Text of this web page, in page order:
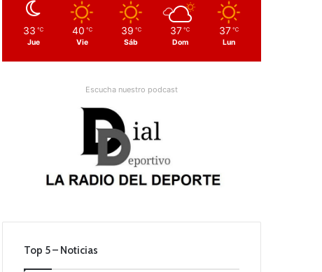
33 ℃
Jue
40 ℃
Vie
39 ℃
Sáb
37 ℃
Dom
37 ℃
Lun
Escucha nuestro podcast
Top 5 – Noticias